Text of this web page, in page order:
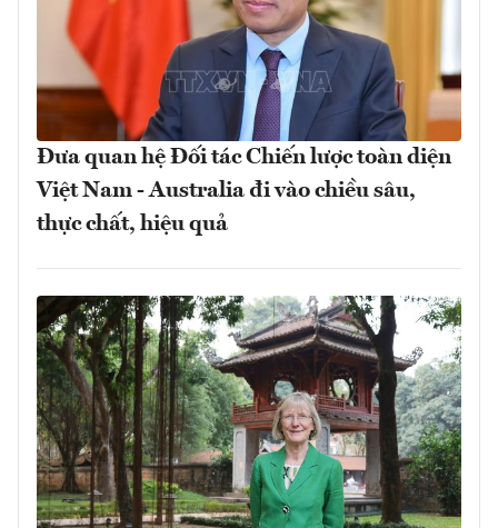
Đưa quan hệ Đối tác Chiến lược toàn diện
Việt Nam - Australia đi vào chiều sâu,
thực chất, hiệu quả